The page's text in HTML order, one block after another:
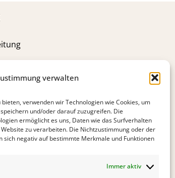
verwalten
verwenden wir Technologien wie Cookies, um
und/oder darauf zuzugreifen. Die
ermöglicht es uns, Daten wie das Surfverhalten
zu verarbeiten. Die Nichtzustimmung oder der
sich negativ auf bestimmte Merkmale und Funktionen
Immer aktiv
KAUF